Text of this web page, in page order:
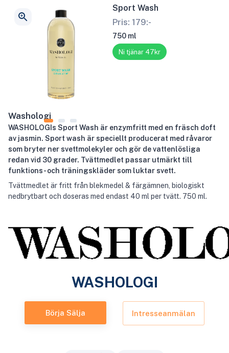
Sport Wash
Pris: 179:-
750 ml
Ni tjänar 47kr
Washologi
WASHOLOGIs Sport Wash är enzymfritt med en fräsch doft
av jasmin. Sport wash är speciellt producerat med råvaror
som bryter ner svettmolekyler och gör de vattenlösliga
redan vid 30 grader. Tvättmedlet passar utmärkt till
funktions- och träningskläder som luktar svett.
Tvättmedlet är fritt från blekmedel & färgämnen, biologiskt
nedbrytbart och doseras med endast 40 ml per tvätt. 750 ml.
WASHOLOGI
Börja Sälja Intresseanmälan